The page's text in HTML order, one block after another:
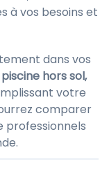
à vos besoins et
dans vos
hors sol,
votre
comparer
professionnels